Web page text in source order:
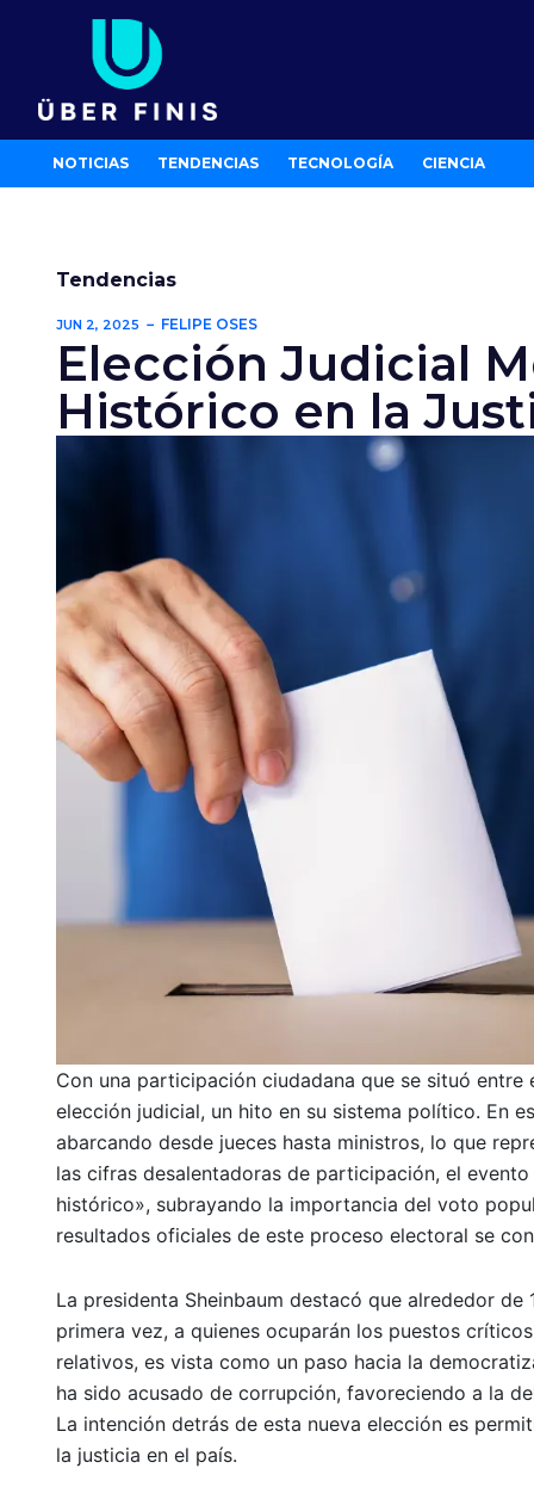
NOTICIAS TENDENCIAS TECNOLOGÍA CIENCIA
Tendencias
JUN 2, 2025 FELIPE OSES
Elección Judicial
Histórico en la
Con una participación ciudadana que se situó
elección judicial, un hito en su sistema político. En
abarcando desde jueces hasta ministros, lo que
las cifras desalentadoras de participación, el
histórico», subrayando la importancia del voto
resultados oficiales de este proceso electoral se
La presidenta Sheinbaum destacó que alrededor
primera vez, a quienes ocuparán los puestos
relativos, es vista como un paso hacia la
ha sido acusado de corrupción, favoreciendo a la
La intención detrás de esta nueva elección es
la justicia en el país.